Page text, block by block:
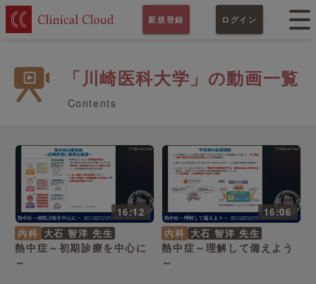
新規登録 ログイン
「川崎医科大学」の動画一覧
Contents
16:12
内科 大石 智洋 先生
熱中症～初期診療を中心に
～
16:06
内科 大石 智洋 先生
熱中症～理解して備えよう
～